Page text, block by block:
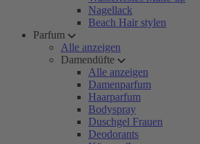
Nagellack
Beach Hair stylen
Parfum
Alle anzeigen
Damendüfte
Alle anzeigen
Damenparfum
Haarparfum
Bodyspray
Duschgel Frauen
Deodorants